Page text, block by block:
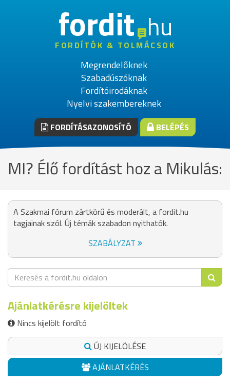
fordithu
FORDÍTÓK & TOLMÁCSOK
Megrendelőknek
Szabadúszóknak
Fordítóirodáknak
Nyelvi szakembereknek
FORDÍTÁSAZONOSÍTÓ BELÉPÉS
MI? Élő fordítást hoz a Mikulás:
A Szakmai fórum zártkörű és moderált, a fordit.hu
tagjainak szól. Új témák szabadon nyithatók.
SZABÁLYZAT
Ajánlatkérésre kijelöltek
Nincs kijelölt fordító
ÚJ KIJELÖLÉSE
AJÁNLATKÉRÉS